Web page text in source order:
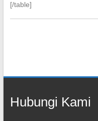
[/table]
Hubungi Kami